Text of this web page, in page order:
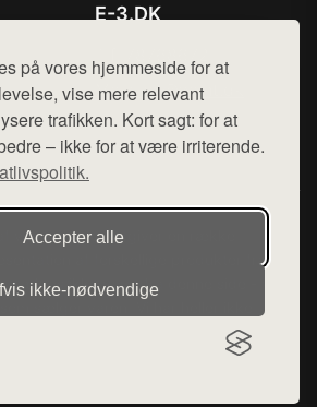
på vores hjemmeside for at
vise mere relevant
trafikken. Kort sagt: for at
– ikke for at være irriterende.
Accepter alle
ikke‑nødvendige
E-3.DK
Mail: hej@want.dk
Cookie- og privatlivspolitik
want.dk, der udgiver en række
af forskellige produkter fra
sælges ikke varer fra denne side - vi
sælger varen. Vi har heller ikke